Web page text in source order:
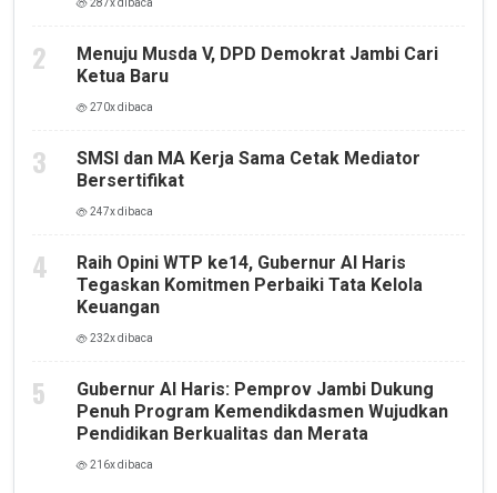
287x dibaca
Menuju Musda V, DPD Demokrat Jambi Cari
Ketua Baru
270x dibaca
SMSI dan MA Kerja Sama Cetak Mediator
Bersertifikat
247x dibaca
Raih Opini WTP ke14, Gubernur Al Haris
Tegaskan Komitmen Perbaiki Tata Kelola
Keuangan
232x dibaca
Gubernur Al Haris: Pemprov Jambi Dukung
Penuh Program Kemendikdasmen Wujudkan
Pendidikan Berkualitas dan Merata
216x dibaca